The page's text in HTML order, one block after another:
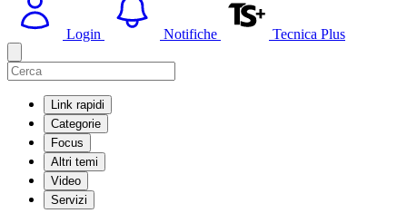
Login Notifiche Tecnica Plus
Link rapidi
Categorie
Focus
Altri temi
Video
Servizi